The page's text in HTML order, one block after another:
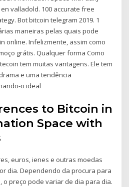
valladold. 100 accurate free
Bot bitcoin telegram 2019. 1
maneiras pelas quais pode
online. Infelizmente, assim como
grátis. Qualquer forma Como
tem muitas vantagens. Ele tem
e uma tendência
o ideal
to Bitcoin in
Space with
euros, ienes e outras moedas
dia. Dependendo da procura para
o preço pode variar de dia para dia.